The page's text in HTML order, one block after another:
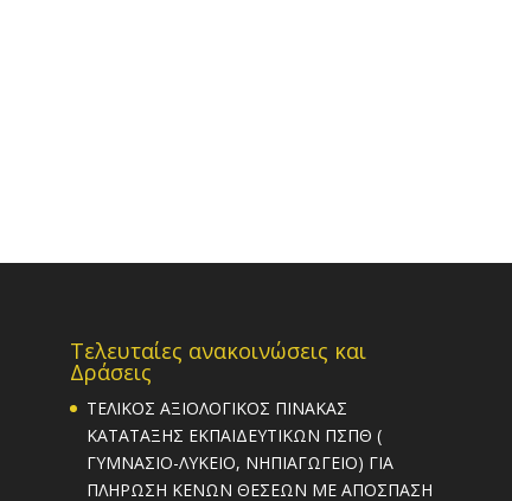
Τελευταίες ανακοινώσεις και
Δράσεις
ΤΕΛΙΚΟΣ ΑΞΙΟΛΟΓΙΚΟΣ ΠΙΝΑΚΑΣ
ΚΑΤΑΤΑΞΗΣ ΕΚΠΑΙΔΕΥΤΙΚΩΝ ΠΣΠΘ (
ΓΥΜΝΑΣΙΟ-ΛΥΚΕΙΟ, ΝΗΠΙΑΓΩΓΕΙΟ) ΓΙΑ
ΠΛΗΡΩΣΗ ΚΕΝΩΝ ΘΕΣΕΩΝ ΜΕ ΑΠΟΣΠΑΣΗ